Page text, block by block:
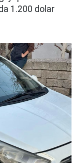
1.200 dolar